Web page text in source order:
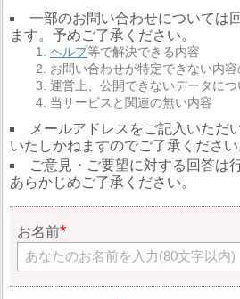
一部のお問い合わせについては
ます。予めご了承ください。
ヘルプ等で解決できる内容
お問い合わせが特定できない内容
運営上、公開できないデータに
当サービスと関連の無い内容
メールアドレスをご記入いただ
いたしかねますのでご了承ください
ご意見・ご要望に対する回答は
あらかじめご了承ください。
お名前